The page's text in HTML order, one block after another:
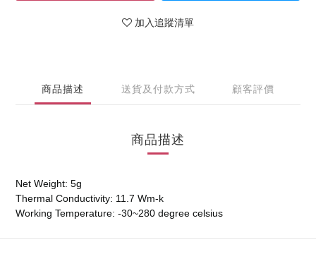
加入追蹤清單
商品描述 送貨及付款方式 顧客評價
商品描述
Net Weight: 5g
Thermal Conductivity: 11.7 Wm-k
Working Temperature: -30~280 degree celsius